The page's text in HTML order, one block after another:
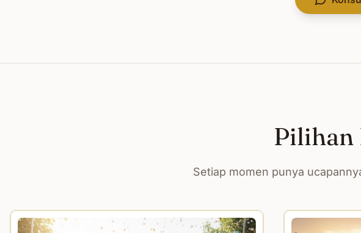
Pilihan
Setiap momen punya